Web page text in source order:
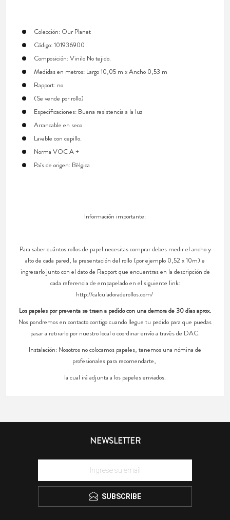
Colección: Our Planet
Código: 101936900
Composición: Vinilo No tejido.
Medidas en metros: Largo 10,05 m x Ancho 0,53 m
Rapport: no
(Se vende por rollo)
Especificaciones: Buena resistencia a la luz
Arrancable en seco
Lavable con cepillo.
Norma VOC A +
País de origen: Bélgica
Información importante:
Para saber cuántos rollos de papel necesitas comprar debes medir el ancho y
alto de cada pared, la presentación del rollo (por ejemplo 0,52 x 10m) e
ingresarlo junto con el dato de Rapport que encuentras en la descripción de
cada referencia de empapelado en el siguiente link:
http://calculadoraderollos.com/
Los papeles por preventa se traen a pedido con una demora de 30 días aprox.
Nos pondremos en contacto contigo cuando llegue tu pedido para que puedas
pasar a retirarlo por nuestro local o coordinar envío a través de DAC.
Instalación: Nosotros no colocamos papeles, tenemos una nómina de
profesionales para recomendarte,
la cual irá adjunta a los papeles enviados.
NEWSLETTER
SUBSCRIBE